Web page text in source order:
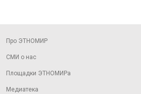
Про ЭТНОМИР
СМИ о нас
Площадки ЭТНОМИРа
Медиатека